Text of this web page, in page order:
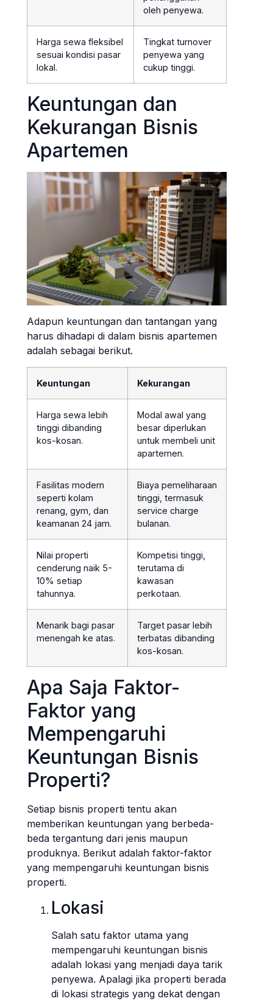
oleh penyewa.
Harga sewa fleksibel
sesuai kondisi pasar
lokal.
Tingkat turnover
penyewa yang
cukup tinggi.
Keuntungan dan
Kekurangan Bisnis
Apartemen
Adapun keuntungan dan tantangan yang
harus dihadapi di dalam bisnis apartemen
adalah sebagai berikut.
Keuntungan Kekurangan
Harga sewa lebih
tinggi dibanding
kos-kosan.
Modal awal yang
besar diperlukan
untuk membeli unit
apartemen.
Fasilitas modern
seperti kolam
renang, gym, dan
keamanan 24 jam.
Biaya pemeliharaan
tinggi, termasuk
service charge
bulanan.
Nilai properti
cenderung naik 5-
10% setiap
tahunnya.
Kompetisi tinggi,
terutama di
kawasan
perkotaan.
Menarik bagi pasar
menengah ke atas.
Target pasar lebih
terbatas dibanding
kos-kosan.
Apa Saja Faktor-
Faktor yang
Mempengaruhi
Keuntungan Bisnis
Properti?
Setiap bisnis properti tentu akan
memberikan keuntungan yang berbeda-
beda tergantung dari jenis maupun
produknya. Berikut adalah faktor-faktor
yang mempengaruhi keuntungan bisnis
properti.
Lokasi
Salah satu faktor utama yang
mempengaruhi keuntungan bisnis
adalah lokasi yang menjadi daya tarik
penyewa. Apalagi jika properti berada
di lokasi strategis yang dekat dengan